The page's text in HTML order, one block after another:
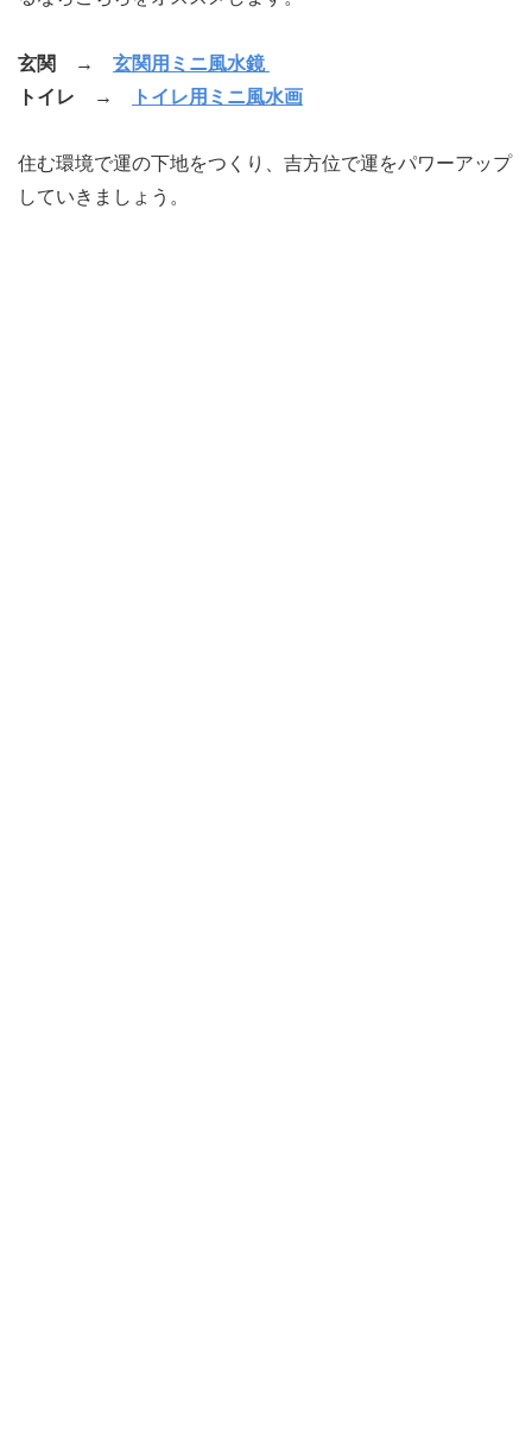
玄関 → 玄関用ミニ風水鏡
トイレ →
トイレ用ミニ風水画
住む環境で運の下地をつくり、吉方位で運をパワーアップ
していきましょう。